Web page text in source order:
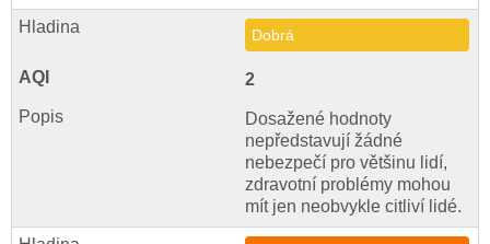
Dobrá
2
Dosažené hodnoty
nepředstavují žádné
nebezpečí pro většinu lidí,
zdravotní problémy mohou
mít jen neobvykle citliví lidé.